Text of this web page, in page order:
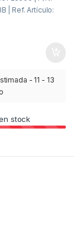
| Ref. Artículo:
- 11 - 13
stock